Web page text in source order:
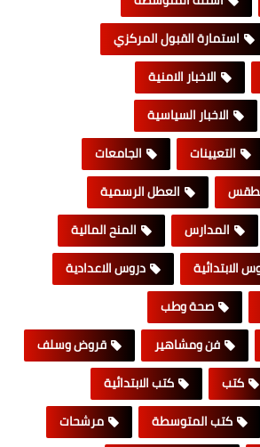
استمارة القبول المركزي
الاخبار الامنية
الاخبار السياسية
التعيينات
الجامعات
العطل الرسمية
المدارس
المنح المالية
الابتدائية
دروس الاعدادية
صحة وطب
فن ومشاهير
قروض وسلف
كتب
كتب الابتدائية
كتب المتوسطة
مرشحات